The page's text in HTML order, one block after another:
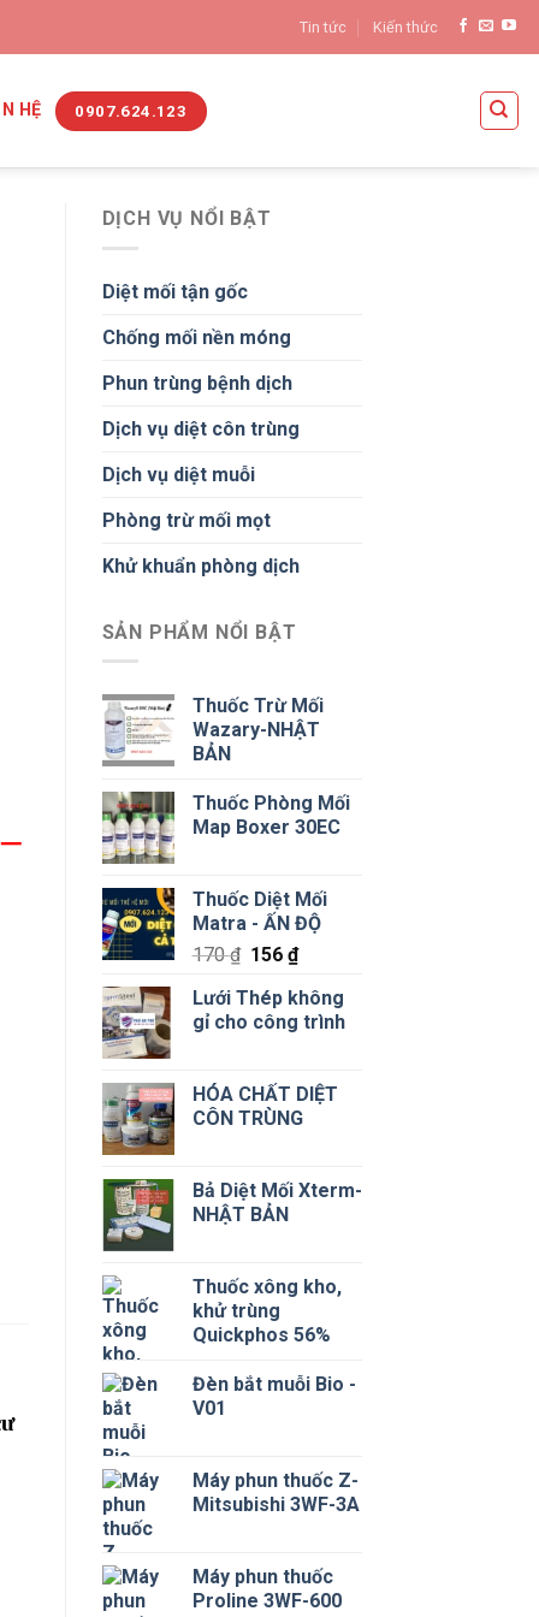
Tin tức Kiến thức
HỆ 0907.624.123
DỊCH VỤ NỔI BẬT
Diệt mối tận gốc
Chống mối nền móng
Phun trùng bệnh dịch
Dịch vụ diệt côn trùng
Dịch vụ diệt muỗi
Phòng trừ mối mọt
Khử khuẩn phòng dịch
SẢN PHẨM NỔI BẬT
Thuốc Trừ Mối
Wazary-NHẬT
BẢN
Thuốc Phòng Mối
Map Boxer 30EC
Thuốc Diệt Mối
Matra - ẤN ĐỘ
170₫ Giá
là:
170 ₫.
156₫Giá
tại
là:
Lưới Thép không
gỉ cho công trình
HÓA CHẤT DIỆT
CÔN TRÙNG
Bả Diệt Mối Xterm-
NHẬT BẢN
Thuốc xông kho,
khử trùng
Quickphos 56%
Đèn bắt muỗi Bio -
V01
Máy phun thuốc Z-
Mitsubishi 3WF-3A
Máy phun thuốc
Proline 3WF-600